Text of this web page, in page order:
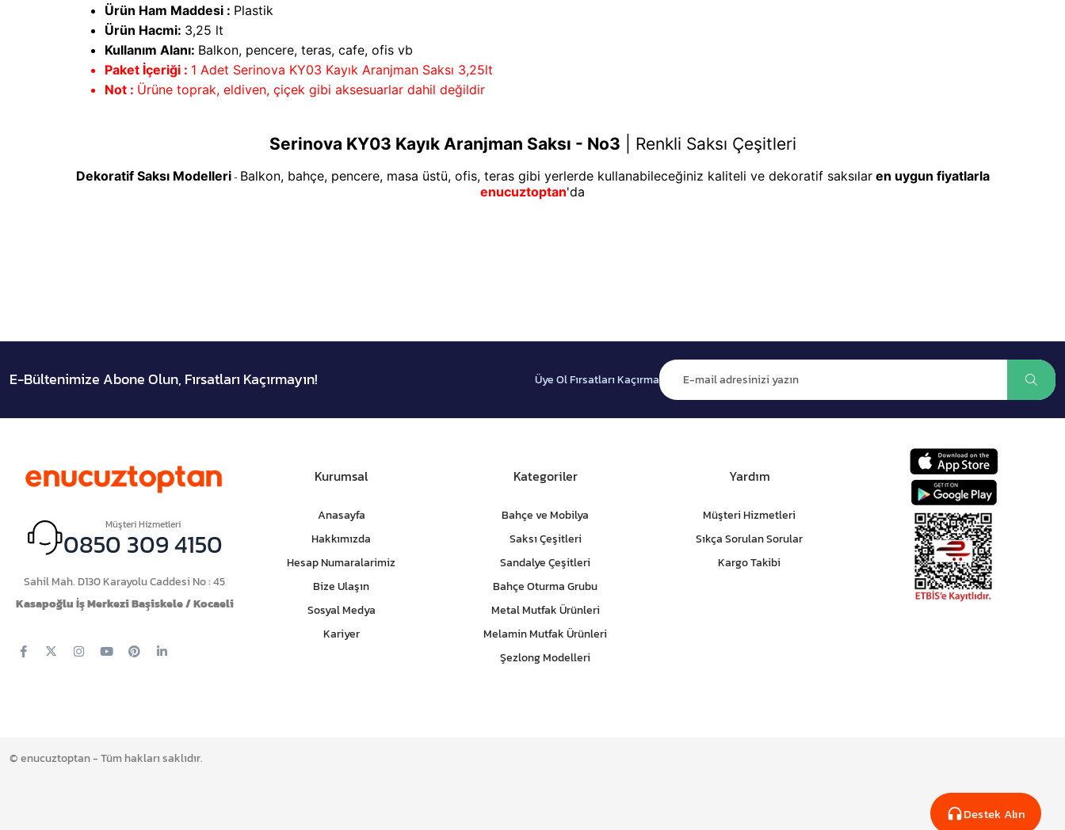
Destek Alın
Ürün Ham Maddesi : Plastik
Ürün Hacmi: 3,25 lt
Kullanım Alanı: Balkon, pencere, teras, cafe, ofis vb
Paket İçeriği : 1 Adet Serinova KY03 Kayık Aranjman Saksı 3,25lt
Not : Ürüne toprak, eldiven, çiçek gibi aksesuarlar dahil değildir
Serinova KY03 Kayık Aranjman Saksı - No3 Renkli Saksı Çeşitleri
Dekoratif Saksı Modelleri- Balkon, bahçe, pencere, masa üstü, ofis, teras gibi yerlerde kullanabileceğiniz kaliteli ve dekoratif saksılaren uygun fiyatlarla
enucuztoptan'da
E-Bültenimize Abone Olun, Fırsatları Kaçırmayın! Üye Ol Fırsatları Kaçırma
Müşteri Hizmetleri
0850 309 4150
Sahil Mah. D130 Karayolu Caddesi No : 45
Kasapoğlu İş Merkezi Başiskele / Kocaeli
Kurumsal
Anasayfa
Hakkımızda
Hesap Numaralarimiz
Bize Ulaşın
Sosyal Medya
Kariyer
Kategoriler
Bahçe ve Mobilya
Saksı Çeşitleri
Sandalye Çeşitleri
Bahçe Oturma Grubu
Metal Mutfak Ürünleri
Melamin Mutfak Ürünleri
Şezlong Modelleri
Yardım
Müşteri Hizmetleri
Sıkça Sorulan Sorular
Kargo Takibi
© enucuztoptan - Tüm hakları saklıdır.